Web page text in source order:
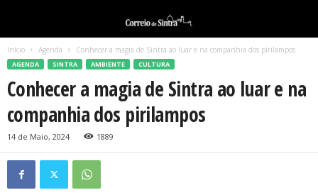
Início Agenda Conhecer a magia de Sintra ao luar e na companhia dos pirilampos
AGENDA SINTRA AMBIENTE CULTURA
Conhecer a magia de Sintra ao luar e na
companhia dos pirilampos
14 de Maio, 2024 1889